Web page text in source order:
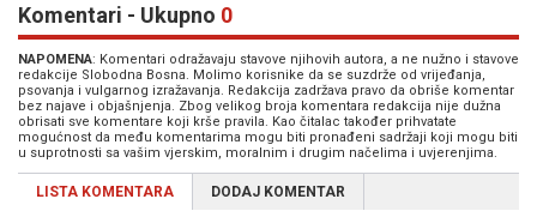
Komentari - Ukupno 0
NAPOMENA: Komentari odražavaju stavove njihovih autora, a ne nužno i stavove
redakcije Slobodna Bosna. Molimo korisnike da se suzdrže od vrijeđanja,
psovanja i vulgarnog izražavanja. Redakcija zadržava pravo da obriše komentar
bez najave i objašnjenja. Zbog velikog broja komentara redakcija nije dužna
obrisati sve komentare koji krše pravila. Kao čitalac također prihvatate
mogućnost da među komentarima mogu biti pronađeni sadržaji koji mogu biti
u suprotnosti sa vašim vjerskim, moralnim i drugim načelima i uvjerenjima.
LISTA KOMENTARA DODAJ KOMENTAR